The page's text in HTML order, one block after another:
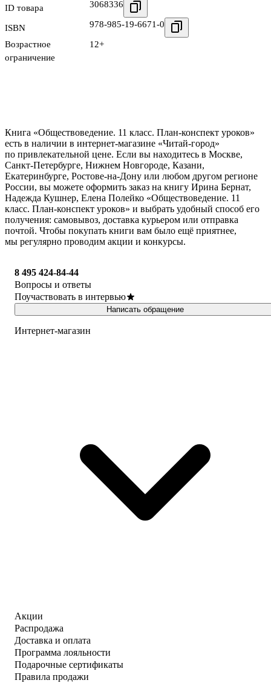
ID товара 3068336
ISBN 978-985-19-6671-0
Возрастное
ограничение
12+
Книга «Обществоведение. 11 класс. План-конспект уроков»
есть в наличии в интернет-магазине «Читай-город»
по привлекательной цене. Если вы находитесь в Москве,
Санкт-Петербурге, Нижнем Новгороде, Казани,
Екатеринбурге, Ростове-на-Дону или любом другом регионе
России, вы можете оформить заказ на книгу Ирина Бернат,
Надежда Кушнер, Елена Полейко «Обществоведение. 11
класс. План-конспект уроков» и выбрать удобный способ его
получения: самовывоз, доставка курьером или отправка
почтой. Чтобы покупать книги вам было ещё приятнее,
мы регулярно проводим акции и конкурсы.
8 495 424-84-44
Вопросы и ответы
Поучаствовать в интервью
Написать обращение
Интернет-магазин
Акции
Распродажа
Доставка и оплата
Программа лояльности
Подарочные сертификаты
Правила продажи